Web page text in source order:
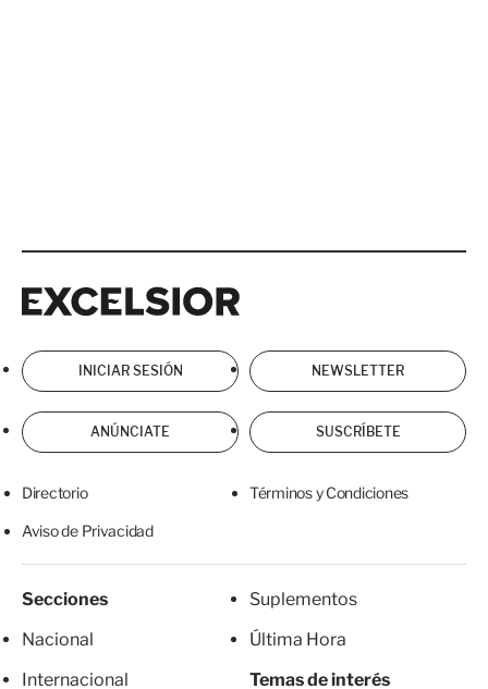
INICIAR SESIÓN NEWSLETTER
ANÚNCIATE SUSCRÍBETE
Directorio Términos y Condiciones
Aviso de Privacidad
Secciones
Nacional
Internacional
Suplementos
Última Hora
Temas de interés